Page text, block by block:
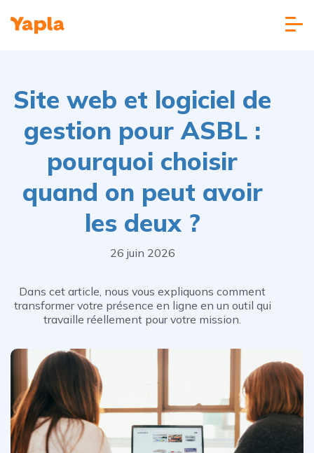
Site web et logiciel de
gestion pour ASBL :
pourquoi choisir
quand on peut avoir
les deux ?
26 juin 2026
Dans cet article, nous vous expliquons comment
transformer votre présence en ligne en un outil qui
travaille réellement pour votre mission.